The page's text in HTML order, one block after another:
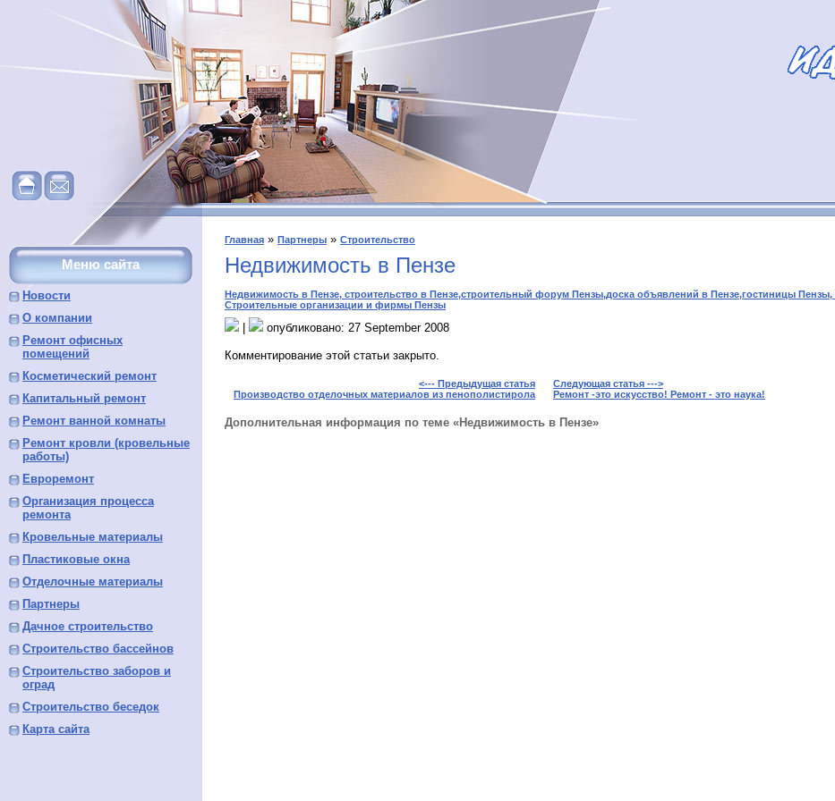
Меню сайта
Новости
О компании
Ремонт офисных
помещений
Косметический ремонт
Капитальный ремонт
Ремонт ванной комнаты
Ремонт кровли (кровельные
работы)
Евроремонт
Организация процесса
ремонта
Кровельные материалы
Пластиковые окна
Отделочные материалы
Партнеры
Дачное строительство
Строительство бассейнов
Строительство заборов и
оград
Строительство беседок
Карта сайта
Главная » Партнеры » Строительство
Недвижимость в Пензе
Недвижимость в Пензе, строительство в Пензе,строительный форум Пензы,доска объявлений в Пензе,гостиницы Пензы,
Строительные организации и фирмы Пензы
опубликовано: 27 September 2008
Комментирование этой статьи закрыто.
<--- Предыдущая статья
Производство отделочных материалов из пенополистирола
Следующая статья --->
Ремонт -это искусство! Ремонт - это наука!
Дополнительная информация по теме «Недвижимость в Пензе»